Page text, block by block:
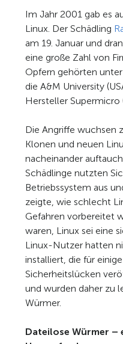
Im Jahr 2001 gab es
Linux. Der Schädling
am 19. Januar und
eine große Zahl von
Opfern gehörten unter
die A&M University
Hersteller Supermicro
Die Angriffe wuchsen
Klonen und neuen
nacheinander
Schädlinge nutzten
Betriebssystem aus
zeigte, wie schlecht
Gefahren vorbereitet
waren, Linux sei eine
Linux-Nutzer hatten
installiert, die für
Sicherheitslücken
und wurden daher zu
Würmer.
Dateilose Würmer –